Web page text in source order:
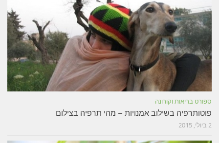
ספורט בריאות וקורונה
פוטותרפיה בשילוב אמנויות – מהי תרפיה בצילום
2 ביולי, 2015